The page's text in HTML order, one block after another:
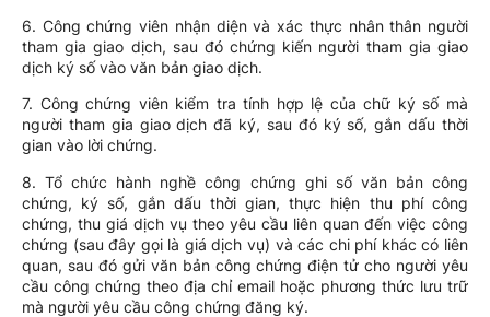
6. Công chứng viên nhận diện và xác thực nhân thân người
tham gia giao dịch, sau đó chứng kiến người tham gia giao
dịch ký số vào văn bản giao dịch.
7. Công chứng viên kiểm tra tính hợp lệ của chữ ký số mà
người tham gia giao dịch đã ký, sau đó ký số, gắn dấu thời
gian vào lời chứng.
8. Tổ chức hành nghề công chứng ghi số văn bản công
chứng, ký số, gắn dấu thời gian, thực hiện thu phí công
chứng, thu giá dịch vụ theo yêu cầu liên quan đến việc công
chứng (sau đây gọi là giá dịch vụ) và các chi phí khác có liên
quan, sau đó gửi văn bản công chứng điện tử cho người yêu
cầu công chứng theo địa chỉ email hoặc phương thức lưu trữ
mà người yêu cầu công chứng đăng ký.